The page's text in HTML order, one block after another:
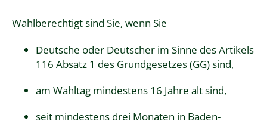
Wahlberechtigt sind Sie, wenn Sie
Deutsche oder Deutscher im Sinne des Artikels
116 Absatz 1 des Grundgesetzes (GG) sind,
am Wahltag mindestens 16 Jahre alt sind,
seit mindestens drei Monaten in Baden-